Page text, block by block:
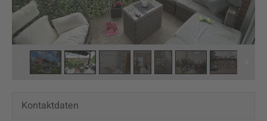
2
Kontaktdaten